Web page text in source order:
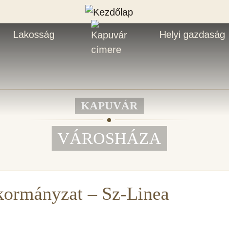
Lakosság Helyi gazdaság
KAPUVÁR
VÁROSHÁZA
– Sz-Linea